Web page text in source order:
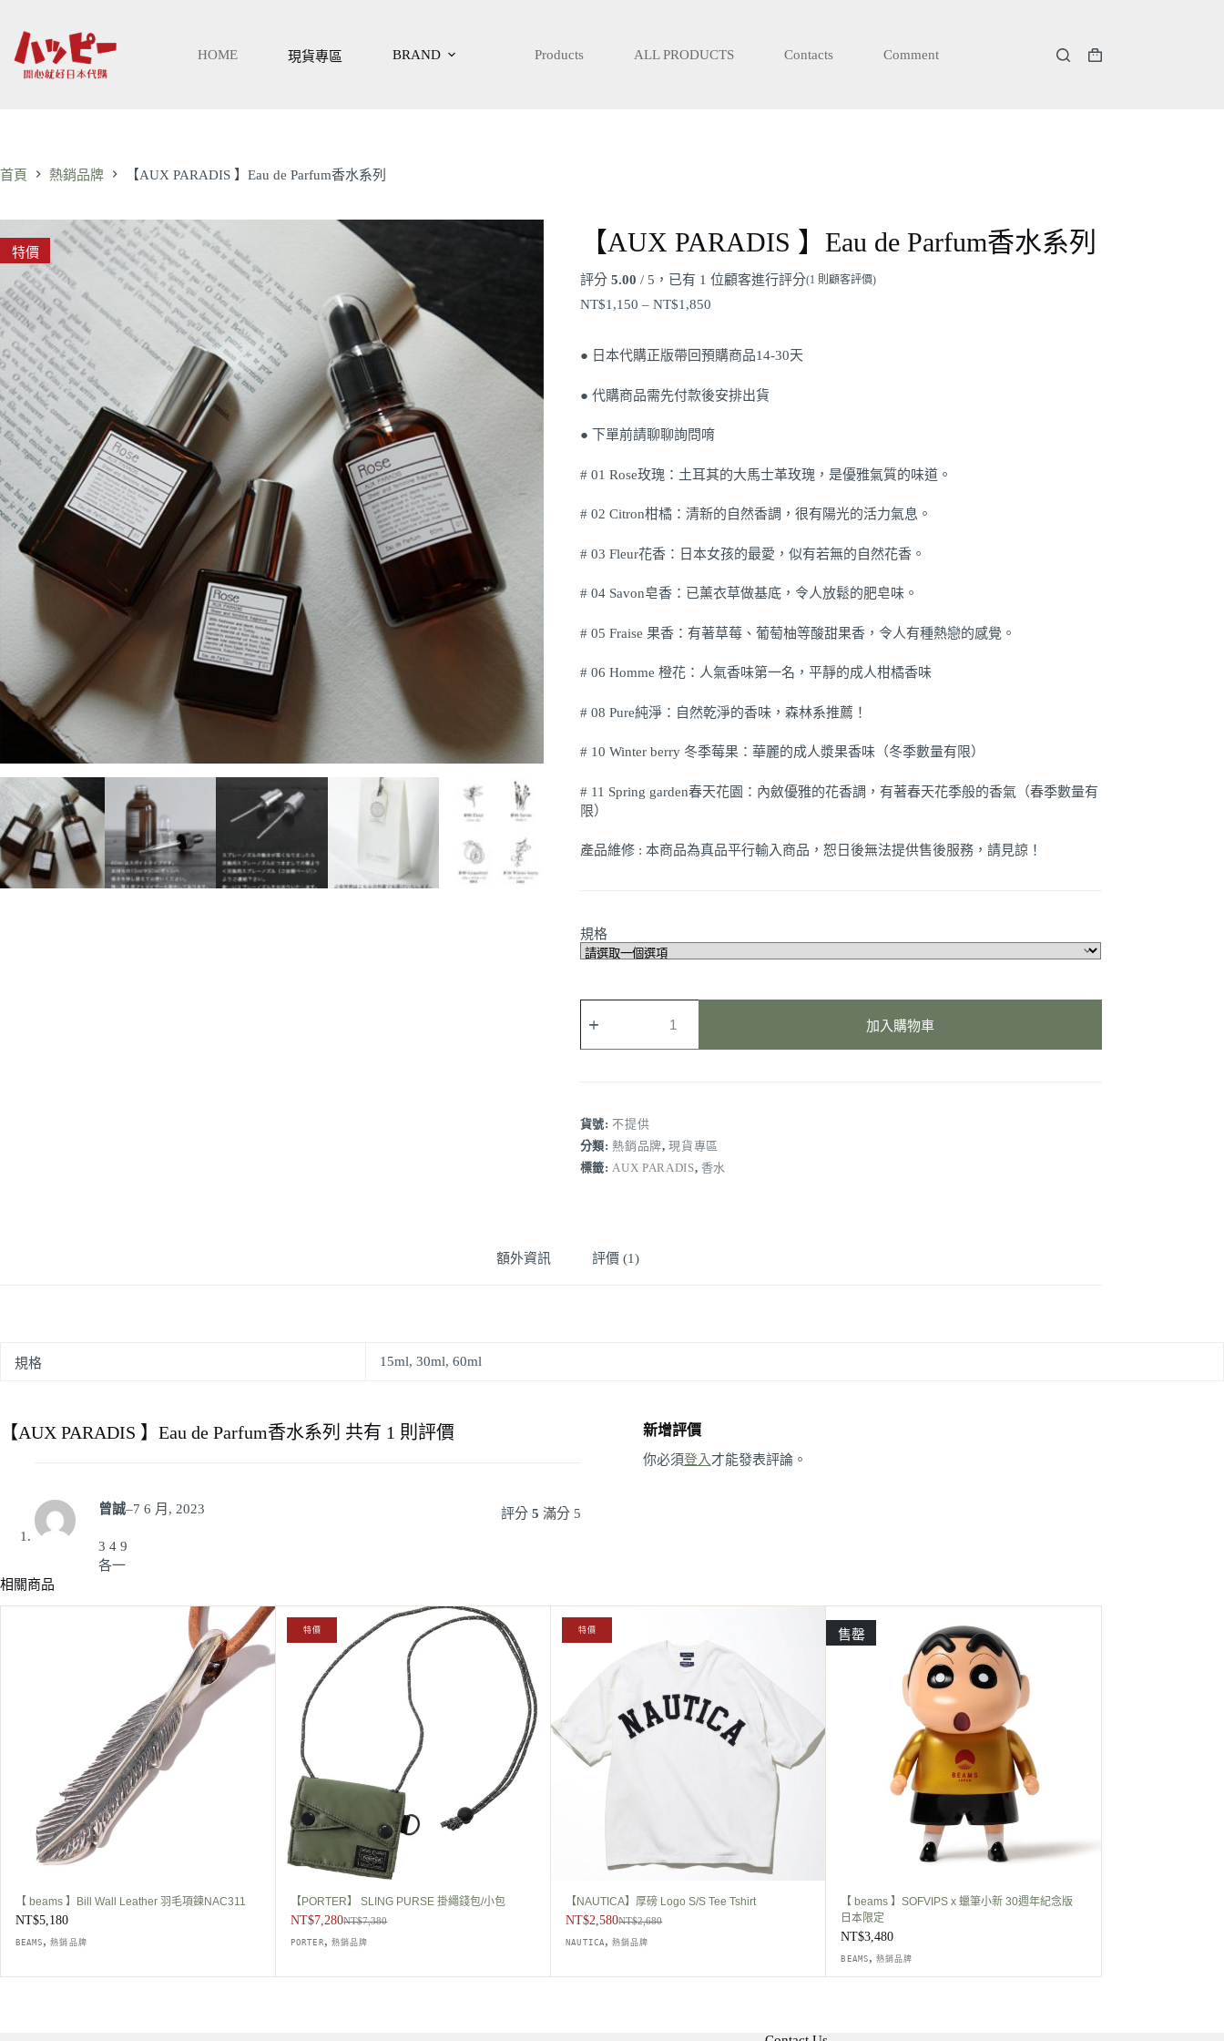
HOME 現貨專區 BRAND Products ALL PRODUCTS Contacts Comment
購
首頁 熱銷品牌 【AUX PARADIS 】Eau de Parfum香水系列
特價 【AUX PARADIS 】Eau de Parfum香水系列
評分 5.00 / 5，已有 1 位顧客進行評分(1 則顧客評價)
NT$1,150 – NT$1,850
格
圍：
NT$1,150
● 日本代購正版帶回預購商品14-30天
● 代購商品需先付款後安排出貨
● 下單前請聊聊詢問唷
# 01 Rose玫瑰：土耳其的大馬士革玫瑰，是優雅氣質的味道。
# 02 Citron柑橘：清新的自然香調，很有陽光的活力氣息。
# 03 Fleur花香：日本女孩的最愛，似有若無的自然花香。
# 04 Savon皂香：已薰衣草做基底，令人放鬆的肥皂味。
# 05 Fraise 果香：有著草莓、葡萄柚等酸甜果香，令人有種熱戀的感覺。
# 06 Homme 橙花：人氣香味第一名，平靜的成人柑橘香味
# 08 Pure純淨：自然乾淨的香味，森林系推薦！
# 10 Winter berry 冬季莓果：華麗的成人漿果香味（冬季數量有限）
# 11 Spring garden春天花園：內斂優雅的花香調，有著春天花季般的香氣（春季數量有
限）
產品維修 : 本商品為真品平行輸入商品，恕日後無法提供售後服務，請見諒！
規格
PARADIS
水
系
列
加入購物車
貨號:不提供
分類: 熱銷品牌,現貨專區
標籤: AUX PARADIS, 香水
額外資訊 評價 (1)
規格 15ml, 30ml, 60ml
【AUX PARADIS 】Eau de Parfum香水系列 共有 1 則評價
評分5 滿分 5
曾誠–7 6 月, 2023
3 4 9
各一
新增評價
你必須登入 才能發表評論。
相關商品
【 beams 】Bill Wall Leather 羽毛項鍊NAC311
NT$5,180
BEAMS ,熱銷品牌
特價
【PORTER】 SLING PURSE 掛繩錢包/小包
NT$7,380
價
NT$7,280
價
PORTER, 熱銷品牌
特價
【NAUTICA】厚磅 Logo S/S Tee Tshirt
NT$2,680
格：
NT$2,580
格：
NAUTICA , 熱銷品牌
售罄
【 beams 】SOFVIPS x 蠟筆小新 30週年紀念版
日本限定
NT$3,480
BEAMS , 熱銷品牌